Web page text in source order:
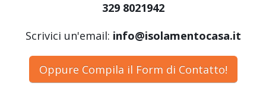
329 8021942
Scrivici un'email: info@isolamentocasa.it
Oppure Compila il Form di Contatto!